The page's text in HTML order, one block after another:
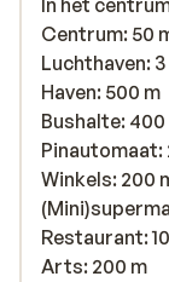
In het
Centrum: 50
Luchthaven:
Haven: 500 m
Bushalte: 400
Pinautomaat:
Winkels: 200
Restaurant:
Arts: 200 m